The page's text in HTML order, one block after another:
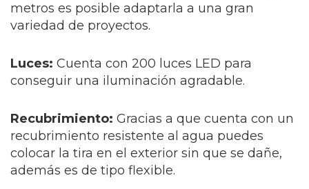
metros es posible adaptarla a una gran
variedad de proyectos.
Luces: Cuenta con 200 luces LED para
conseguir una iluminación agradable.
Recubrimiento: Gracias a que cuenta con un
recubrimiento resistente al agua puedes
colocar la tira en el exterior sin que se dañe,
además es de tipo flexible.